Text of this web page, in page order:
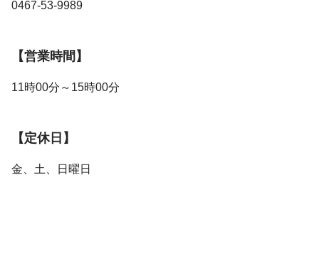
0467-53-9989
【営業時間】
11時00分～15時00分
【定休日】
金、土、日曜日